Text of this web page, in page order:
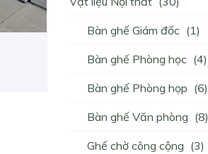
Bàn ghế Giám đốc (1)
Bàn ghế Phòng học (4)
Bàn ghế Phòng họp (6)
Bàn ghế Văn phòng (8)
Ghế chờ công cộng (3)